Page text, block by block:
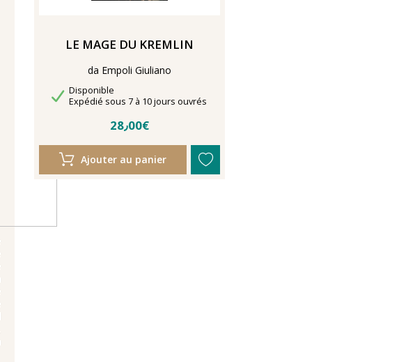
LE MAGE DU KREMLIN
da Empoli Giuliano
Disponibilité
Disponible
Délais de livraison
Expédié sous 7 à 10 jours ouvrés
28٫00€
Ajouter au panier